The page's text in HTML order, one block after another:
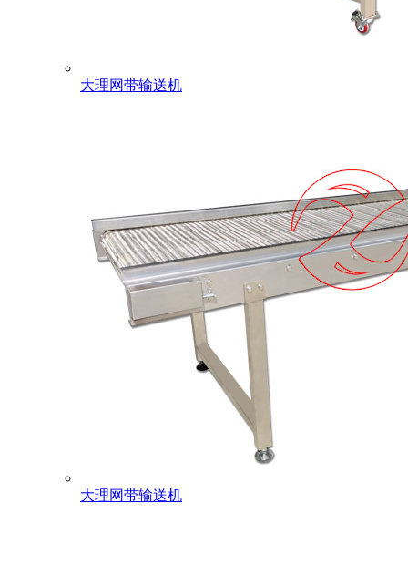
大理网带输送机
大理网带输送机